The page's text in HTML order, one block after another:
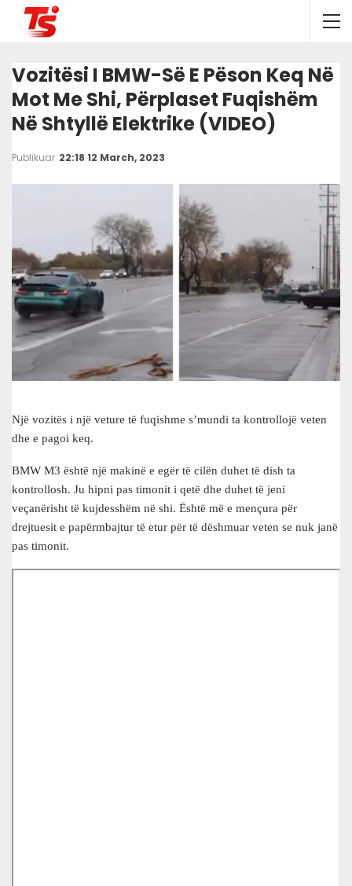
Vozitësi I BMW-Së E Pëson Keq Në
Mot Me Shi, Përplaset Fuqishëm
Në Shtyllë Elektrike (VIDEO)
Publikuar 22:18 12 March, 2023
Një vozitës i një veture të fuqishme s’mundi ta kontrollojë veten
dhe e pagoi keq.
BMW M3 është një makinë e egër të cilën duhet të dish ta
kontrollosh. Ju hipni pas timonit i qetë dhe duhet të jeni
veçanërisht të kujdesshëm në shi. Është më e mençura për
drejtuesit e papërmbajtur të etur për të dëshmuar veten se nuk janë
pas timonit.